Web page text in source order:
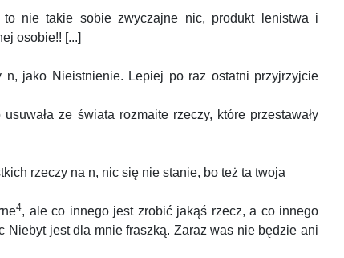
to nie takie sobie zwyczajne nic, produkt lenistwa i
osobie!! [...]
jako Nieistnienie. Lepiej po raz ostatni przyjrzyjcie
ze świata rozmaite rzeczy, które przestawały
rzeczy na n, nic się nie stanie, bo też ta twoja
4, ale co innego jest zrobić jakąś rzecz, a co innego
Niebyt jest dla mnie fraszką. Zaraz was nie będzie ani